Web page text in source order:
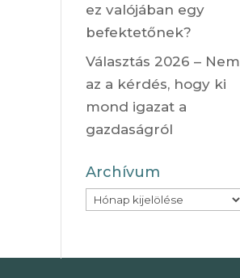
ez valójában egy
befektetőnek?
Választás 2026 – Nem
az a kérdés, hogy ki
mond igazat a
gazdaságról
Archívum
Archívum